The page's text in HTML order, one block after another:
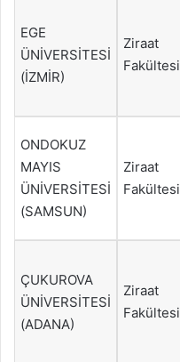
EGE
ÜNİVERSİTESİ
(İZMİR)
Ziraat
Fakültesi
ONDOKUZ
MAYIS
ÜNİVERSİTESİ
(SAMSUN)
Ziraat
Fakültesi
ÇUKUROVA
ÜNİVERSİTESİ
(ADANA)
Ziraat
Fakültesi